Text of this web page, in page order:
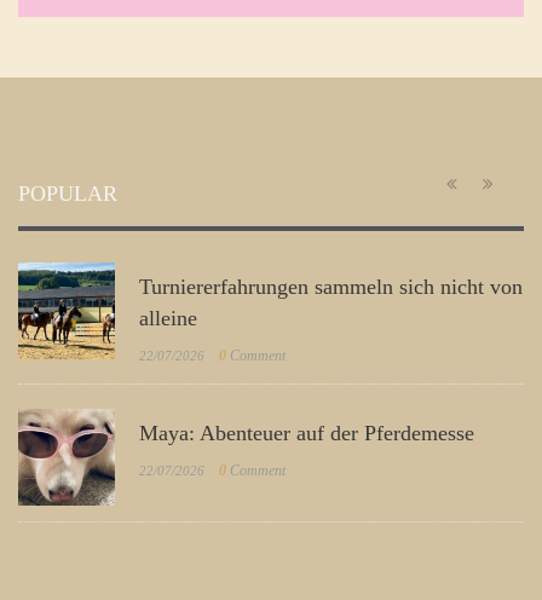
POPULAR
Turniererfahrungen sammeln sich nicht von
alleine
22/07/2026 0 Comment
Maya: Abenteuer auf der Pferdemesse
22/07/2026 0 Comment